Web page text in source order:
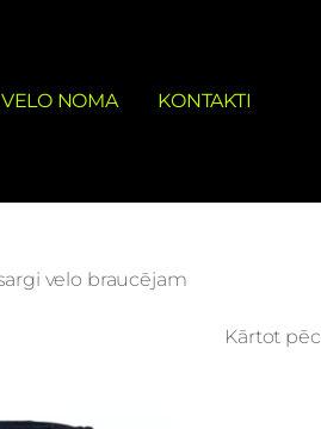
VELO NOMA KONTAKTI
velo braucējam
Kārtot pēc